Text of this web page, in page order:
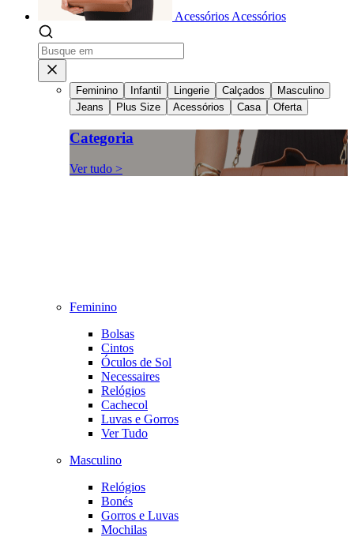
Acessórios Acessórios
Feminino Infantil Lingerie Calçados
Masculino
Jeans
Plus Size Acessórios Casa Oferta
Categoria
Ver tudo >
Feminino
Bolsas
Cintos
Óculos de Sol
Necessaires
Relógios
Cachecol
Luvas e Gorros
Ver Tudo
Masculino
Relógios
Bonés
Gorros e Luvas
Mochilas